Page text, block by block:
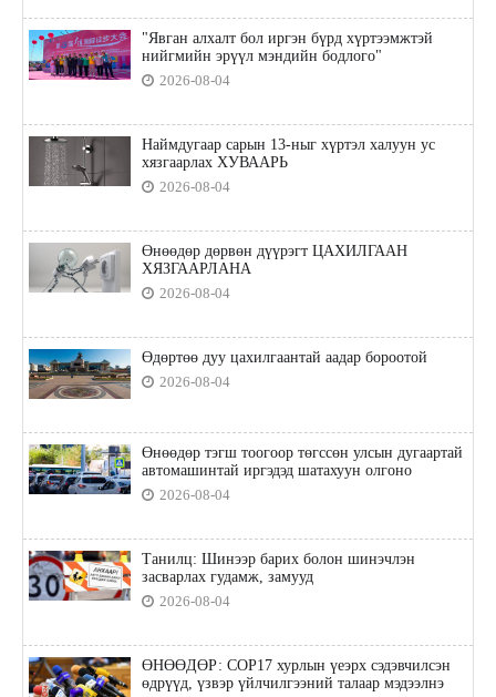
"Явган алхалт бол иргэн бүрд хүртээмжтэй
нийгмийн эрүүл мэндийн бодлого"
2026-08-04
Наймдугаар сарын 13-ныг хүртэл халуун ус
хязгаарлах ХУВААРЬ
2026-08-04
Өнөөдөр дөрвөн дүүрэгт ЦАХИЛГААН
ХЯЗГААРЛАНА
2026-08-04
Өдөртөө дуу цахилгаантай аадар бороотой
2026-08-04
Өнөөдөр тэгш тоогоор төгссөн улсын дугаартай
автомашинтай иргэдэд шатахуун олгоно
2026-08-04
Танилц: Шинээр барих болон шинэчлэн
засварлах гудамж, замууд
2026-08-04
ӨНӨӨДӨР: COP17 хурлын үеэрх сэдэвчилсэн
өдрүүд, үзвэр үйлчилгээний талаар мэдээлнэ